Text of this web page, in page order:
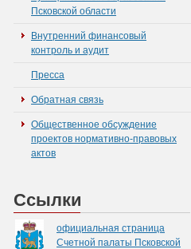
Псковской области
Внутренний финансовый
контроль и аудит
Пресса
Обратная связь
Общественное обсуждение
проектов нормативно-правовых
актов
Ссылки
официальная страница
Счетной палаты Псковской